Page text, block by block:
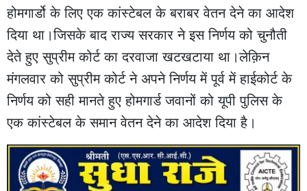
होमगार्डो के लिए एक कांस्टेबल के बराबर वेतन देने का आदेश
दिया था।जिसके बाद राज्य सरकार ने इस निर्णय को चुनौती
देते हुए सुप्रीम कोर्ट का दरवाजा खटखटाया था।लेक़िन
मंगलवार को सुप्रीम कोर्ट ने अपने निर्णय में पूर्व में हाईकोर्ट के
निर्णय को सही मानते हुए होमगार्ड जवानों को यूपी पुलिस के
एक कांस्टेबल के समान वेतन देने का आदेश दिया है।